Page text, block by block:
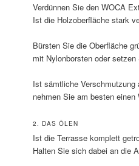
Verdünnen Sie den WOCA
Ist die Holzoberfläche stark
Bürsten Sie die Oberfläche
mit Nylonborsten oder
Ist sämtliche
nehmen Sie am besten einen
2. DAS ÖLEN
Ist die Terrasse komplett
Halten Sie sich dabei an die